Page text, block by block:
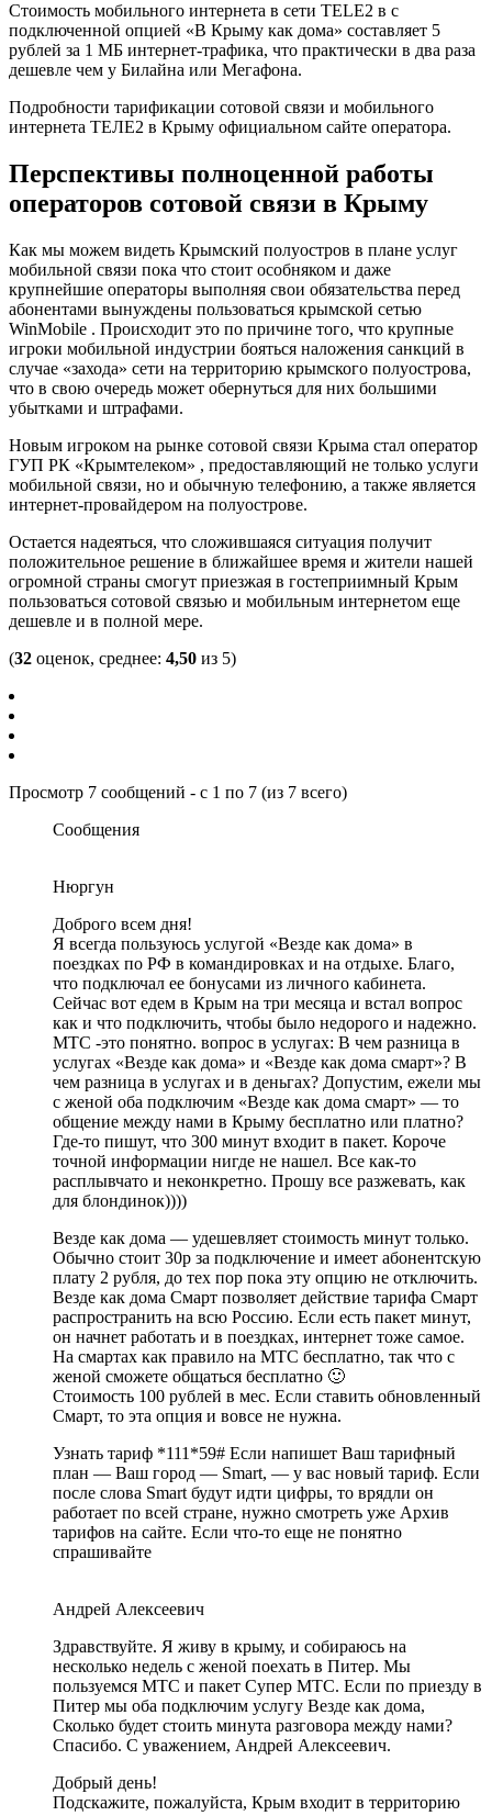
Стоимость мобильного интернета в сети TELE2 в с
подключенной опцией «В Крыму как дома» составляет 5
рублей за 1 МБ интернет-трафика, что практически в два раза
дешевле чем у Билайна или Мегафона.
Подробности тарификации сотовой связи и мобильного
интернета ТЕЛЕ2 в Крыму официальном сайте оператора.
Перспективы полноценной работы
операторов сотовой связи в Крыму
Как мы можем видеть Крымский полуостров в плане услуг
мобильной связи пока что стоит особняком и даже
крупнейшие операторы выполняя свои обязательства перед
абонентами вынуждены пользоваться крымской сетью
WinMobile . Происходит это по причине того, что крупные
игроки мобильной индустрии бояться наложения санкций в
случае «захода» сети на территорию крымского полуострова,
что в свою очередь может обернуться для них большими
убытками и штрафами.
Новым игроком на рынке сотовой связи Крыма стал оператор
ГУП РК «Крымтелеком» , предоставляющий не только услуги
мобильной связи, но и обычную телефонию, а также является
интернет-провайдером на полуострове.
Остается надеяться, что сложившаяся ситуация получит
положительное решение в ближайшее время и жители нашей
огромной страны смогут приезжая в гостеприимный Крым
пользоваться сотовой связью и мобильным интернетом еще
дешевле и в полной мере.
(32 оценок, среднее: 4,50 из 5)
Просмотр 7 сообщений - с 1 по 7 (из 7 всего)
Сообщения
Нюргун
Доброго всем дня!
Я всегда пользуюсь услугой «Везде как дома» в
поездках по РФ в командировках и на отдыхе. Благо,
что подключал ее бонусами из личного кабинета.
Сейчас вот едем в Крым на три месяца и встал вопрос
как и что подключить, чтобы было недорого и надежно.
МТС -это понятно. вопрос в услугах: В чем разница в
услугах «Везде как дома» и «Везде как дома смарт»? В
чем разница в услугах и в деньгах? Допустим, ежели мы
с женой оба подключим «Везде как дома смарт» — то
общение между нами в Крыму бесплатно или платно?
Где-то пишут, что 300 минут входит в пакет. Короче
точной информации нигде не нашел. Все как-то
расплывчато и неконкретно. Прошу все разжевать, как
для блондинок))))
Везде как дома — удешевляет стоимость минут только.
Обычно стоит 30р за подключение и имеет абонентскую
плату 2 рубля, до тех пор пока эту опцию не отключить.
Везде как дома Смарт позволяет действие тарифа Смарт
распространить на всю Россию. Если есть пакет минут,
он начнет работать и в поездках, интернет тоже самое.
На смартах как правило на МТС бесплатно, так что с
женой сможете общаться бесплатно 🙂
Стоимость 100 рублей в мес. Если ставить обновленный
Смарт, то эта опция и вовсе не нужна.
Узнать тариф *111*59# Если напишет Ваш тарифный
план — Ваш город — Smart, — у вас новый тариф. Если
после слова Smart будут идти цифры, то врядли он
работает по всей стране, нужно смотреть уже Архив
тарифов на сайте. Если что-то еще не понятно
спрашивайте
Андрей Алексеевич
Здравствуйте. Я живу в крыму, и собираюсь на
несколько недель с женой поехать в Питер. Мы
пользуемся МТС и пакет Супер МТС. Если по приезду в
Питер мы оба подключим услугу Везде как дома,
Сколько будет стоить минута разговора между нами?
Спасибо. С уважением, Андрей Алексеевич.
Добрый день!
Подскажите, пожалуйста, Крым входит в территорию